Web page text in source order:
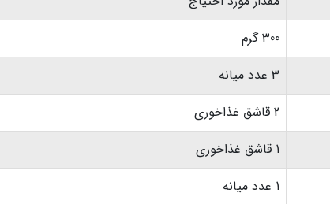
300 گرم
3 عدد میانه
2 قاشق غذاخوری
1 قاشق غذاخوری
1 عدد میانه